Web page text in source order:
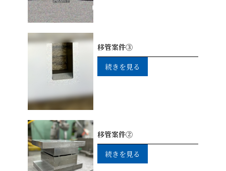
移管案件③
続きを見る
移管案件②
続きを見る